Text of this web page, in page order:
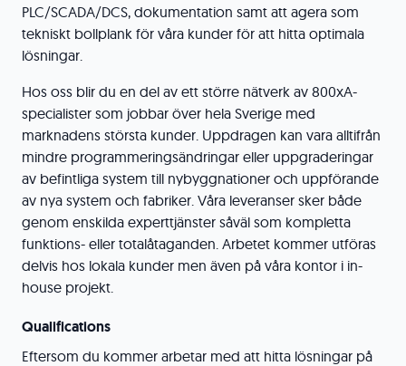
PLC/SCADA/DCS, dokumentation samt att agera som
tekniskt bollplank för våra kunder för att hitta optimala
lösningar.
Hos oss blir du en del av ett större nätverk av 800xA-
specialister som jobbar över hela Sverige med
marknadens största kunder. Uppdragen kan vara alltifrån
mindre programmeringsändringar eller uppgraderingar
av befintliga system till nybyggnationer och uppförande
av nya system och fabriker. Våra leveranser sker både
genom enskilda experttjänster såväl som kompletta
funktions- eller totalåtaganden. Arbetet kommer utföras
delvis hos lokala kunder men även på våra kontor i in-
house projekt.
Qualifications
Eftersom du kommer arbetar med att hitta lösningar på